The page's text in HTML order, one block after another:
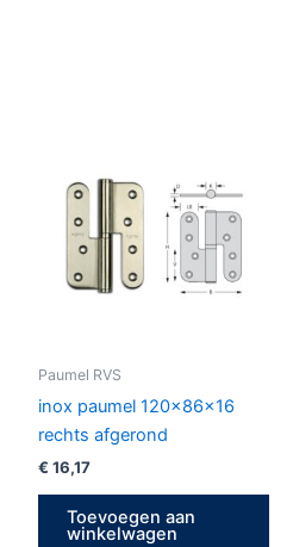
Paumel RVS
inox paumel 120x86x16
rechts afgerond
€ 16,17
Toevoegen aan
winkelwagen